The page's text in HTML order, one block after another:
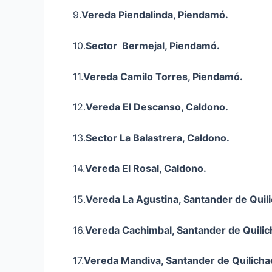
9.Vereda Piendalinda, Piendamó.
10.Sector Bermejal, Piendamó.
11.Vereda Camilo Torres, Piendamó.
12.Vereda El Descanso, Caldono.
13.Sector La Balastrera, Caldono.
14.Vereda El Rosal, Caldono.
15.Vereda La Agustina, Santander de
16.Vereda Cachimbal, Santander de
17.Vereda Mandiva, Santander de